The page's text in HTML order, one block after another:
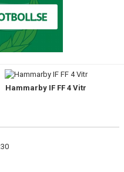
Hammarby IF FF 4 Vitr